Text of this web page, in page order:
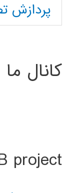
پردازش
کانال
project